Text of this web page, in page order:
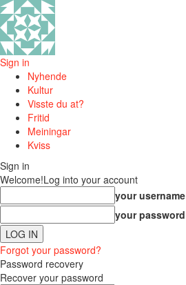
Sign in
Nyhende
Kultur
Visste du at?
Fritid
Meiningar
Kviss
Sign in
Welcome!Log into your account
your username
your password
Forgot your password?
Password recovery
Recover your password